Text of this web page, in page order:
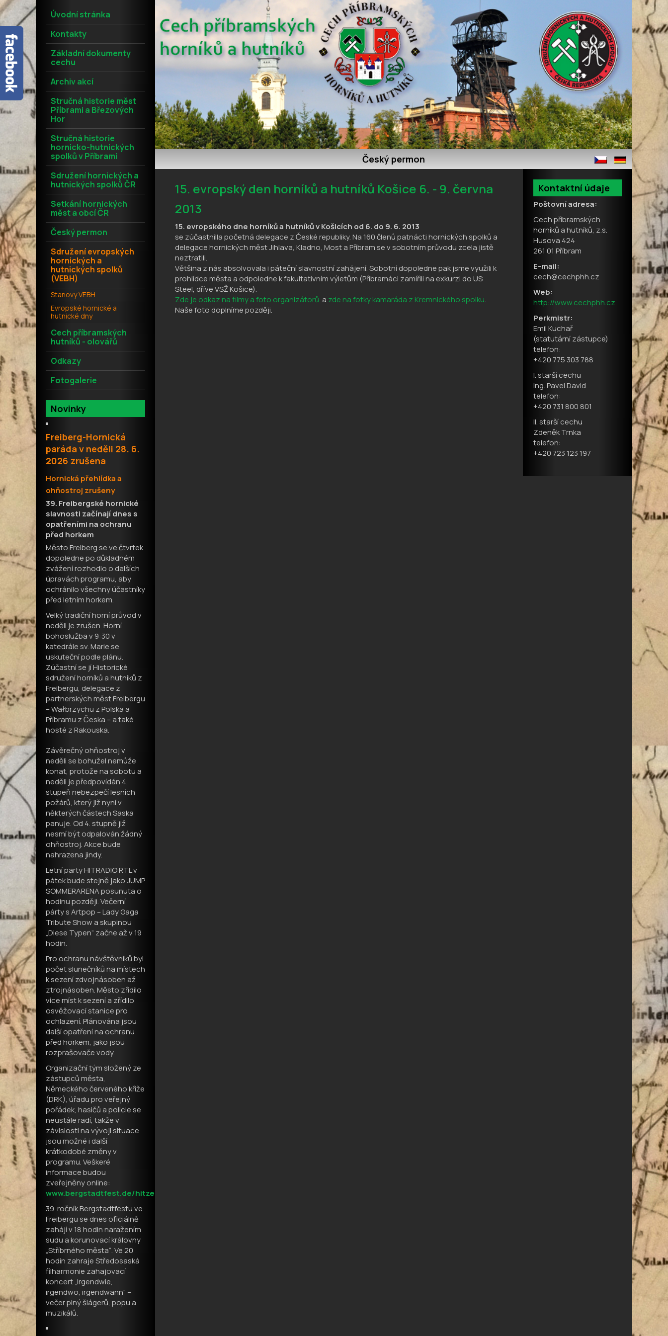
Český permon
Úvodní stránka
Kontakty
Základní dokumenty
cechu
Archiv akcí
Stručná historie měst
Příbrami a Březových
Hor
Stručná historie
hornicko-hutnických
spolků v Příbrami
Sdružení hornických a
hutnických spolků ČR
Setkání hornických
měst a obcí ČR
Český permon
Sdružení evropských
hornických a
hutnických spolků
(VEBH)
Stanovy VEBH
Evropské hornické a
hutnické dny
Cech příbramských
hutníků - olovářů
Odkazy
Fotogalerie
Novinky
Freiberg-Hornická
paráda v neděli 28. 6.
2026 zrušena
Hornická přehlídka a
ohňostroj zrušeny
39. Freibergské hornické
slavnosti začínají dnes s
opatřeními na ochranu
před horkem
Město Freiberg se ve čtvrtek
dopoledne po důkladném
zvážení rozhodlo o dalších
úpravách programu, aby
ochránilo všechny účastníky
před letním horkem.
Velký tradiční horní průvod v
neděli je zrušen. Horní
bohoslužba v 9:30 v
katedrále sv. Marie se
uskuteční podle plánu.
Zúčastní se jí Historické
sdružení horníků a hutníků z
Freibergu, delegace z
partnerských měst Freibergu
– Wałbrzychu z Polska a
Příbramu z Česka – a také
hosté z Rakouska.
Závěrečný ohňostroj v
neděli se bohužel nemůže
konat, protože na sobotu a
neděli je předpovídán 4.
stupeň nebezpečí lesních
požárů, který již nyní v
některých částech Saska
panuje. Od 4. stupně již
nesmí být odpalován žádný
ohňostroj. Akce bude
nahrazena jindy.
Letní party HITRADIO RTL v
pátek bude stejně jako JUMP
SOMMERARENA posunuta o
hodinu později. Večerní
párty s Artpop – Lady Gaga
Tribute Show a skupinou
„Diese Typen“ začne až v 19
hodin.
Pro ochranu návštěvníků byl
počet slunečníků na místech
k sezení zdvojnásoben až
ztrojnásoben. Město zřídilo
více míst k sezení a zřídilo
osvěžovací stanice pro
ochlazení. Plánována jsou
další opatření na ochranu
před horkem, jako jsou
rozprašovače vody.
Organizační tým složený ze
zástupců města,
Německého červeného kříže
(DRK), úřadu pro veřejný
pořádek, hasičů a policie se
neustále radí, takže v
závislosti na vývoji situace
jsou možné i další
krátkodobé změny v
programu. Veškeré
informace budou
zveřejněny online:
www.bergstadtfest.de/hitze
39. ročník Bergstadtfestu ve
Freibergu se dnes oficiálně
zahájí v 18 hodin naražením
sudu a korunovací královny
„Stříbrného města“. Ve 20
hodin zahraje Středosaská
filharmonie zahajovací
koncert „Irgendwie,
irgendwo, irgendwann“ –
večer plný šlágerů, popu a
muzikálů.
15. evropský den horníků a hutníků Košice 6. - 9. června
2013
15. evropského dne horníků a hutníků v Košicích od 6. do 9. 6. 2013
se zúčastnilla početná delegace z České republiky. Na 160 členů patnácti hornických spolků a
delegace hornických měst Jihlava, Kladno, Most a Příbram se v sobotním průvodu zcela jistě
neztratili.
Většina z nás absolvovala i páteční slavnostní zahájení. Sobotní dopoledne pak jsme využili k
prohlídce města a odpoledne k fakultativním výletům (Příbramáci zamířili na exkurzi do US
Steel, dříve VSŽ Košice).
Zde je odkaz na filmy a foto organizátorů a zde na fotky kamaráda z Kremnického spolku.
Naše foto doplníme později.
Kontaktní údaje
Poštovní adresa:
Cech příbramských
horníků a hutníků, z.s.
Husova 424
261 01 Příbram
E-mail:
cech@cechphh.cz
Web:
http://www.cechphh.cz
Perkmistr:
Emil Kuchař
(statutární zástupce)
telefon:
+420 775 303 788
I. starší cechu
Ing. Pavel David
telefon:
+420 731 800 801
II. starší cechu
Zdeněk Trnka
telefon:
+420 723 123 197